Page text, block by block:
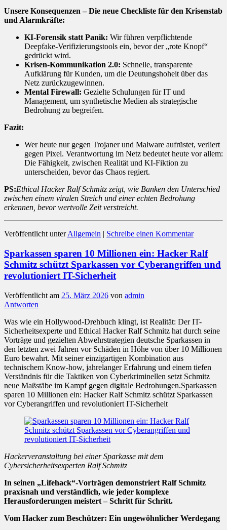
Unsere Konsequenzen – Die neue Checkliste für den Krisenstab
und Alarmkräfte:
KI-Forensik statt Panik: Wir führen verpflichtende
Deepfake-Verifizierungstools ein, bevor der „rote Knopf“
gedrückt wird.
Krisen-Kommunikation 2.0: Schnelle, transparente
Aufklärung für Kunden, um die Deutungshoheit über das
Netz zurückzugewinnen.
Mental Firewall: Gezielte Schulungen für IT und
Management, um synthetische Medien als strategische
Bedrohung zu begreifen.
Fazit:
Wer heute nur gegen Trojaner und Malware aufrüstet, verliert
gegen Pixel. Verantwortung im Netz bedeutet heute vor allem:
Die Fähigkeit, zwischen Realität und KI-Fiktion zu
unterscheiden, bevor das Chaos regiert.
PS:Ethical Hacker Ralf Schmitz zeigt, wie Banken den Unterschied
zwischen einem viralen Streich und einer echten Bedrohung
erkennen, bevor wertvolle Zeit verstreicht.
Veröffentlicht unterAllgemein | Schreibe einen Kommentar
Sparkassen sparen 10 Millionen ein: Hacker Ralf
Schmitz schützt Sparkassen vor Cyberangriffen und
revolutioniert IT-Sicherheit
Veröffentlicht am 25. März 2026 von admin
Antworten
Was wie ein Hollywood-Drehbuch klingt, ist Realität: Der IT-
Sicherheitsexperte und Ethical Hacker Ralf Schmitz hat durch seine
Vorträge und gezielten Abwehrstrategien deutsche Sparkassen in
den letzten zwei Jahren vor Schäden in Höhe von über 10 Millionen
Euro bewahrt. Mit seiner einzigartigen Kombination aus
technischem Know-how, jahrelanger Erfahrung und einem tiefen
Verständnis für die Taktiken von Cyberkriminellen setzt Schmitz
neue Maßstäbe im Kampf gegen digitale Bedrohungen.Sparkassen
sparen 10 Millionen ein: Hacker Ralf Schmitz schützt Sparkassen
vor Cyberangriffen und revolutioniert IT-Sicherheit
Hackerveranstaltung bei einer Sparkasse mit dem
Cybersicherheitsexperten Ralf Schmitz
In seinen „Lifehack“-Vorträgen demonstriert Ralf Schmitz
praxisnah und verständlich, wie jeder komplexe
Herausforderungen meistert – Schritt für Schritt.
Vom Hacker zum Beschützer: Ein ungewöhnlicher Werdegang